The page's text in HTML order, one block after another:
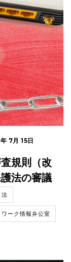
7月 15日
規則（改
法の審議
ーク情報弁公室